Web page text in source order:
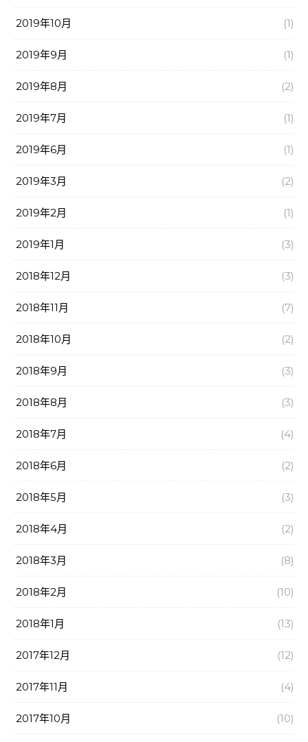
2019年10月 (1)
2019年9月 (1)
2019年8月 (2)
2019年7月 (1)
2019年6月 (1)
2019年3月 (2)
2019年2月 (1)
2019年1月 (3)
2018年12月 (3)
2018年11月 (7)
2018年10月 (2)
2018年9月 (3)
2018年8月 (3)
2018年7月 (4)
2018年6月 (2)
2018年5月 (3)
2018年4月 (2)
2018年3月 (8)
2018年2月 (10)
2018年1月 (13)
2017年12月 (12)
2017年11月 (4)
2017年10月 (10)